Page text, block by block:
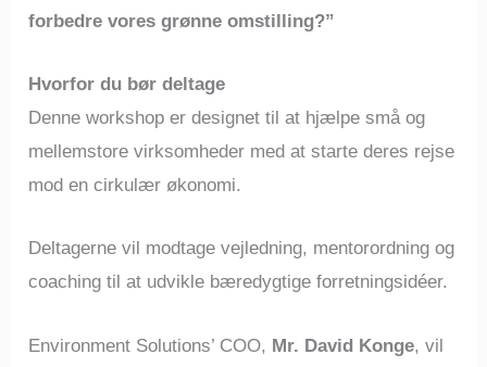
forbedre vores grønne omstilling?”
Hvorfor du bør deltage
Denne workshop er designet til at hjælpe små og
mellemstore virksomheder med at starte deres rejse
mod en cirkulær økonomi.
Deltagerne vil modtage vejledning, mentorordning og
coaching til at udvikle bæredygtige forretningsidéer.
Environment Solutions’ COO, Mr. David Konge, vil